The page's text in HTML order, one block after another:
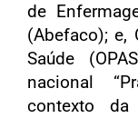
de
(Abefaco); e,
Saúde
nacional
contexto da